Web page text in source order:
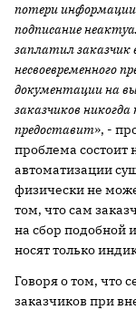
потери информации
подписание
заплатил заказчик
несвоевременного
документации на
заказчиков
предоставит», -
проблема состоит
автоматизации
физически не
том, что сам
на сбор подобной
носят только
Говоря о том, что
заказчиков при